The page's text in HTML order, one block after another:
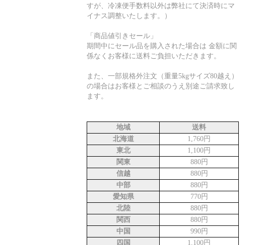
すが、冷凍便手数料以外は弊社にて決済時にマ
イナス調整いたします。）
「商品値引きセール」
期間中にセール品を購入された場合は 金額に関
係なくお客様に送料ご負担いただきます。
また、一部規格外注文（重量5kgサイズ80越え）
の場合はお客様とご相談のうえ別途ご請求致し
ます。
地域
送料
北海道
1,760円
東北
1,100円
関東
880円
信越
880円
中部
880円
愛知県
770円
北陸
880円
関西
880円
中国
990円
四国
1,100円